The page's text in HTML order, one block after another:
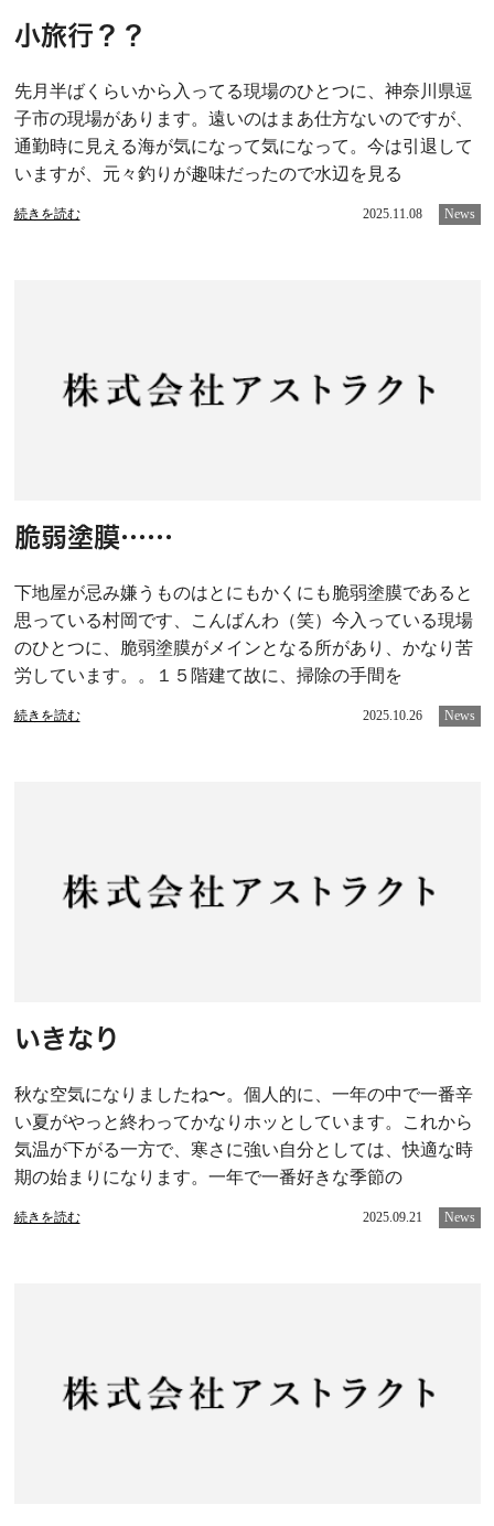
小旅行？？
先月半ばくらいから入ってる現場のひとつに、神奈川県逗
子市の現場があります。遠いのはまあ仕方ないのですが、
通勤時に見える海が気になって気になって。今は引退して
いますが、元々釣りが趣味だったので水辺を見る
続きを読む 2025.11.08 News
脆弱塗膜……
下地屋が忌み嫌うものはとにもかくにも脆弱塗膜であると
思っている村岡です、こんばんわ（笑）今入っている現場
のひとつに、脆弱塗膜がメインとなる所があり、かなり苦
労しています。。１５階建て故に、掃除の手間を
続きを読む 2025.10.26 News
いきなり
秋な空気になりましたね〜。個人的に、一年の中で一番辛
い夏がやっと終わってかなりホッとしています。これから
気温が下がる一方で、寒さに強い自分としては、快適な時
期の始まりになります。一年で一番好きな季節の
続きを読む 2025.09.21 News